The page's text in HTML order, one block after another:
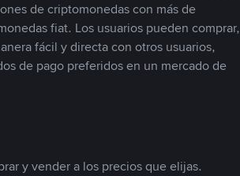
de criptomonedas con más de
fiat. Los usuarios pueden comprar,
fácil y directa con otros usuarios,
de pago preferidos en un mercado de
y vender a los precios que elijas.